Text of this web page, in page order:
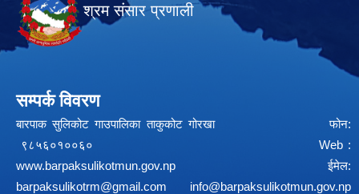
श्रम संसार प्रणाली
सम्पर्क विवरण
बारपाक सुलिकोट गाउपालिका ताकुकोट गोरखा फोन:
९८५६०१००६० Web :
www.barpaksulikotmun.gov.np
ईमेल:
barpaksulikotrm@gmail.com
info@barpaksulikotmun.gov.np